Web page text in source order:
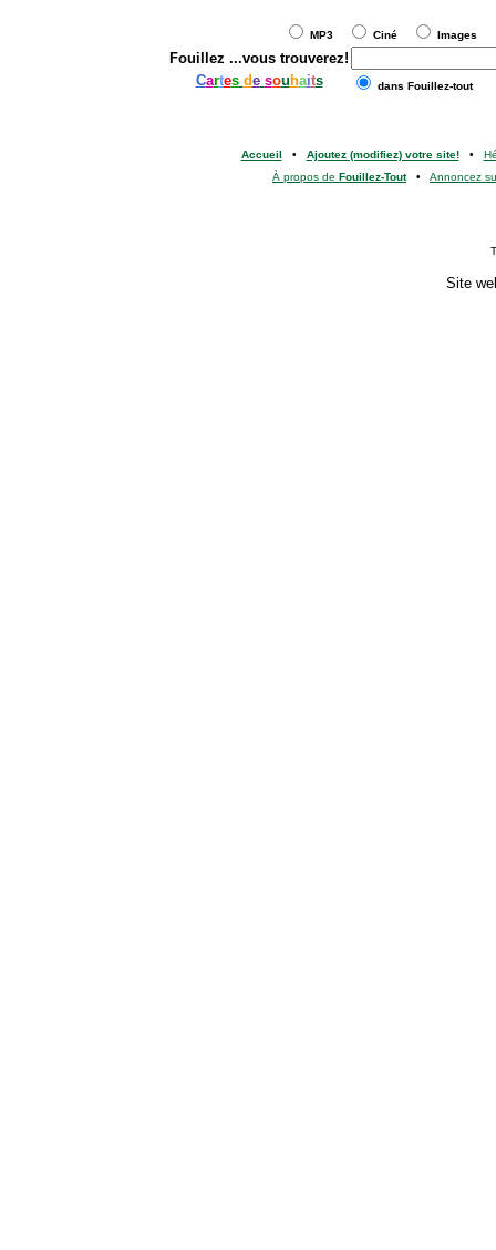
MP3 Ciné Images
Fouillez ...vous trouverez!
Cartes de sou haits dans Fouillez-tout
Accueil • Ajoutez (modifiez) votre site!•
À propos de Fouillez-Tout• Annoncez
Site